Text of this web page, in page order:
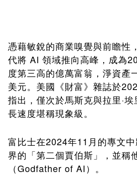
憑藉敏銳的商業嗅覺與前瞻性
代將 AI 領域推向高峰，成為
度第三高的億萬富翁，淨資產
美元。美國《財富》雜誌於
指出，僅次於馬斯克與拉里·
長速度堪稱現象級。
富比士在2024年11 月的專文
界的「第二個賈伯斯」，並稱
（ Godfather of AI ）。